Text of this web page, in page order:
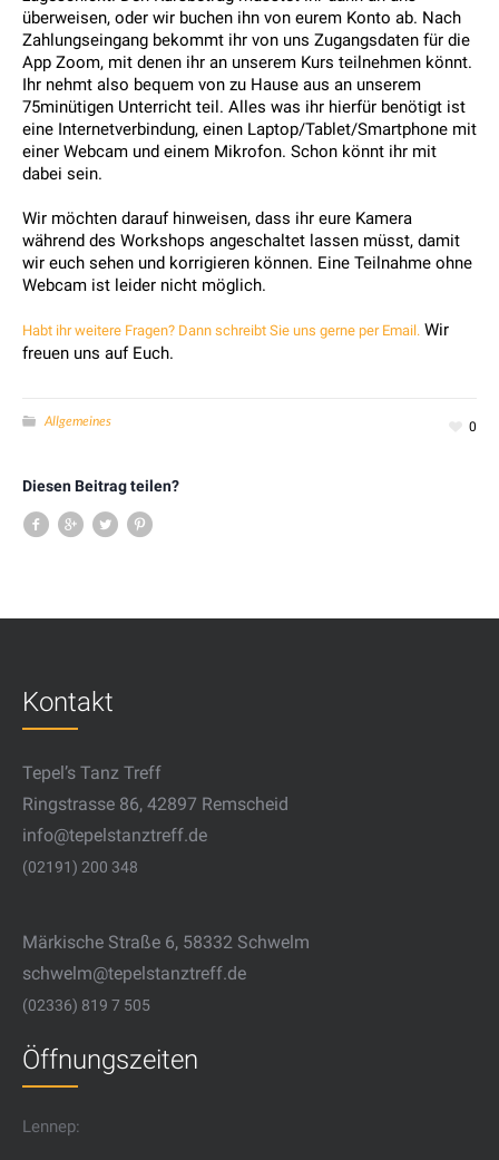
überweisen, oder wir buchen ihn von eurem Konto ab. Nach
Zahlungseingang bekommt ihr von uns Zugangsdaten für die
App Zoom, mit denen ihr an unserem Kurs teilnehmen könnt.
Ihr nehmt also bequem von zu Hause aus an unserem
75minütigen Unterricht teil. Alles was ihr hierfür benötigt ist
eine Internetverbindung, einen Laptop/Tablet/Smartphone mit
einer Webcam und einem Mikrofon. Schon könnt ihr mit
dabei sein.
Wir möchten darauf hinweisen, dass ihr eure Kamera
während des Workshops angeschaltet lassen müsst, damit
wir euch sehen und korrigieren können. Eine Teilnahme ohne
Webcam ist leider nicht möglich.
Habt ihr weitere Fragen? Dann schreibt Sie uns gerne per Email. Wir
freuen uns auf Euch.
0
Allgemeines
Diesen Beitrag teilen?
Kontakt
Tepel’s Tanz Treff
Ringstrasse 86, 42897 Remscheid
info@tepelstanztreff.de
(02191) 200 348
Märkische Straße 6, 58332 Schwelm
schwelm@tepelstanztreff.de
(02336) 819 7 505
Öffnungszeiten
Lennep: